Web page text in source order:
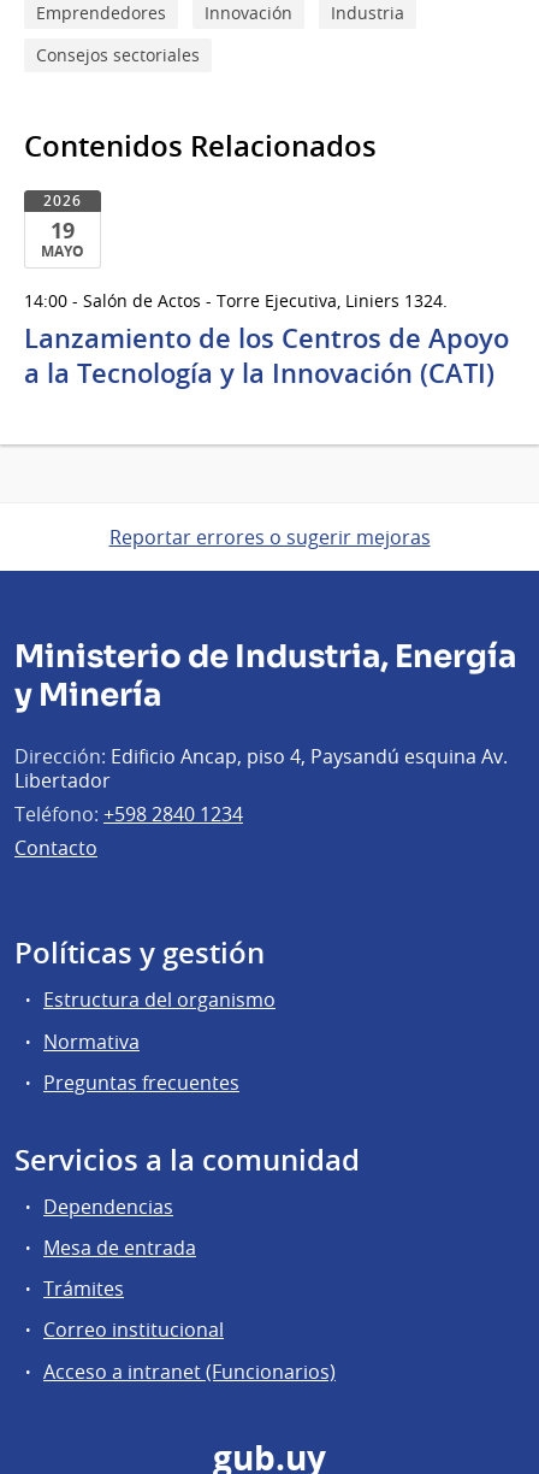
Emprendedores
Innovación
Industria
Consejos sectoriales
Contenidos Relacionados
2026
19
MAYO
de
Mayo
del
14:00 - Salón de Actos - Torre Ejecutiva, Liniers 1324.
Lanzamiento de los Centros de Apoyo
a la Tecnología y la Innovación (CATI)
Reportar errores o sugerir mejoras
Ministerio de Industria, Energía
y Minería
Dirección: Edificio Ancap, piso 4, Paysandú esquina Av.
Libertador
Teléfono: +598 2840 1234
Contacto
Políticas y gestión
Estructura del organismo
Normativa
Preguntas frecuentes
Servicios a la comunidad
Dependencias
Mesa de entrada
Trámites
Correo institucional
Acceso a intranet (Funcionarios)
gub.uy